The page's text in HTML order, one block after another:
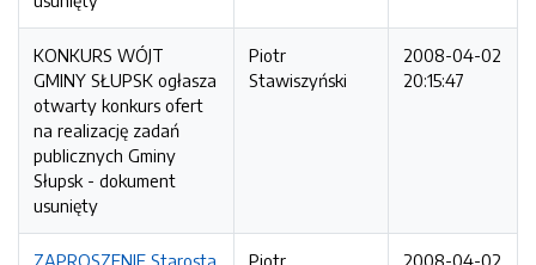
KONKURS WÓJT
GMINY SŁUPSK ogłasza
otwarty konkurs ofert
na realizację zadań
publicznych Gminy
Słupsk - dokument
usunięty
Piotr
Stawiszyński
2008-04-02
20:15:47
ZAPROSZENIE Starosta
Piotr
2008-04-02